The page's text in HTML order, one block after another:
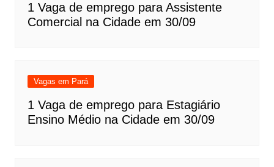
1 Vaga de emprego para Assistente
Comercial na Cidade em 30/09
Vagas em Pará
1 Vaga de emprego para Estagiário
Ensino Médio na Cidade em 30/09